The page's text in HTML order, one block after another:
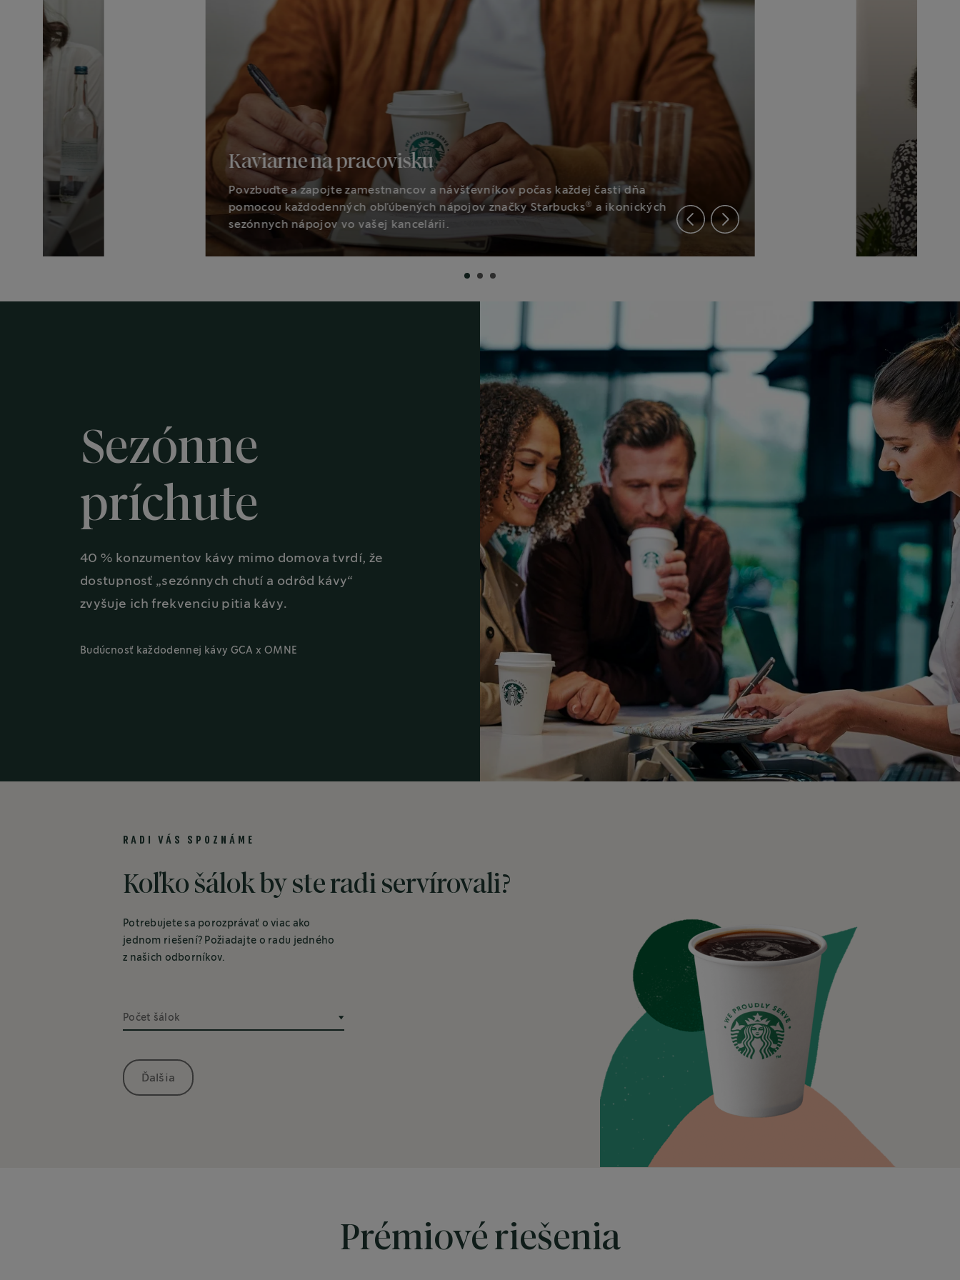
Kaviarne na pracovisku
Povzbuďte a zapojte zamestnancov a návštevníkov počas každej časti dňa
pomocou každodenných obľúbených nápojov značky Starbucks® a ikonických
sezónnych nápojov vo vašej kancelárii.
Sezónne
príchute
40 % konzumentov kávy mimo domova tvrdí, že
dostupnosť „sezónnych chutí a odrôd kávy“
zvyšuje ich frekvenciu pitia kávy.
Budúcnosť každodennej kávy GCA x OMNE
RADI VÁS SPOZNÁME
Koľko šálok by ste radi servírovali?
Potrebujete sa porozprávať o viac ako
jednom riešení? Požiadajte o radu jedného
z našich odborníkov.
Počet šálok
Ďalšia
Prémiové riešenia